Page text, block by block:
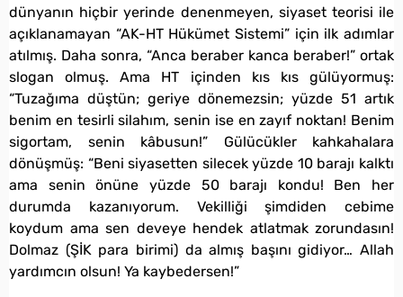
dünyanın hiçbir yerinde denenmeyen, siyaset teorisi ile
açıklanamayan “AK-HT Hükümet Sistemi” için ilk adımlar
atılmış. Daha sonra, “Anca beraber kanca beraber!” ortak
slogan olmuş. Ama HT içinden kıs kıs gülüyormuş:
“Tuzağıma düştün; geriye dönemezsin; yüzde 51 artık
benim en tesirli silahım, senin ise en zayıf noktan! Benim
sigortam, senin kâbusun!” Gülücükler kahkahalara
dönüşmüş: “Beni siyasetten silecek yüzde 10 barajı kalktı
ama senin önüne yüzde 50 barajı kondu! Ben her
durumda kazanıyorum. Vekilliği şimdiden cebime
koydum ama sen deveye hendek atlatmak zorundasın!
Dolmaz (ŞİK para birimi) da almış başını gidiyor… Allah
yardımcın olsun! Ya kaybedersen!”